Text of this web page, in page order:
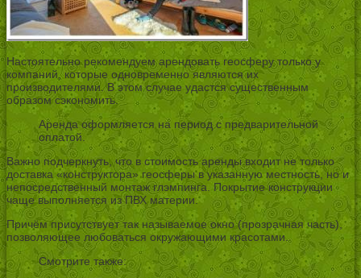
Настоятельно рекомендуем арендовать геосферу только у
компаний, которые одновременно являются их
производителями. В этом случае удастся существенным
образом сэкономить.
Аренда оформляется на период с предварительной
оплатой.
Важно подчеркнуть, что в стоимость аренды входит не только
доставка «конструктора» геосферы в указанную местность, но и
непосредственный монтаж глэмпинга. Покрытие конструкции
чаще выполняется из ПВХ материи.
Причём присутствует так называемое окно (прозрачная часть),
позволяющее любоваться окружающими красотами.
Смотрите также: